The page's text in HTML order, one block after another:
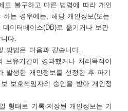
도 불구하고 다른 법령에 따라 개인
하는 경우에는, 해당 개인정보(또는
이터베이스(DB)로 옮기거나 보관
다.
방법은 다음과 같습니다.
유기간이 경과했거나 처리목적이
발생한 개인정보를 선정한 후 파기
보호책임자의 승인을 받아 개인정
형태로 기록·저장된 개인정보는 기